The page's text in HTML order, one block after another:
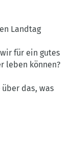
Landtag
für ein gutes
leben können?
über das, was